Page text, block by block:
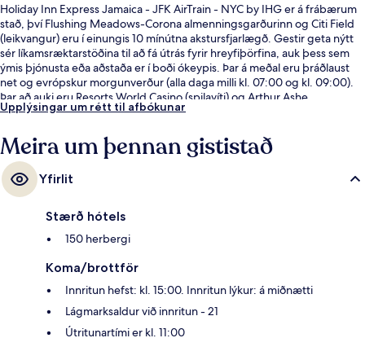
Holiday Inn Express Jamaica - JFK AirTrain - NYC by IHG er á frábærum
stað, því Flushing Meadows-Corona almenningsgarðurinn og Citi Field
(leikvangur) eru í einungis 10 mínútna akstursfjarlægð. Gestir geta nýtt
sér líkamsræktarstöðina til að fá útrás fyrir hreyfiþörfina, auk þess sem
ýmis þjónusta eða aðstaða er í boði ókeypis. Þar á meðal eru þráðlaust
net og evrópskur morgunverður (alla daga milli kl. 07:00 og kl. 09:00).
Þar að auki eru Resorts World Casino (spilavíti) og Arthur Ashe
leikvangurinn í nokkurra mínútna akstursfjarlægð. Aðrir gestir hafa sagt
ástand gististaðarins almennt. Gististaðurinn er stutt frá
almenningssamgöngum: Archer Av. lestarstöðin er í 5 mínútna
göngufjarlægð og Jamaica Center Parsons - Archer lestarstöðin í 10
mínútna.
Upplýsingar um rétt til afbókunar
Meira um þennan gististað
Yfirlit
Stærð hótels
150 herbergi
Koma/brottför
Innritun hefst: kl. 15:00. Innritun lýkur: á miðnætti
Lágmarksaldur við innritun - 21
Útritunartími er kl. 11:00